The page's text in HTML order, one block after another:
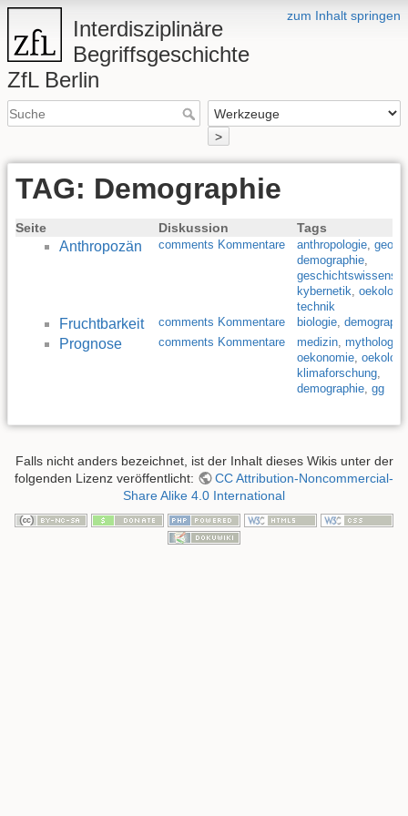
zum Inhalt springen
Interdisziplinäre
Begriffsgeschichte
ZfL Berlin
>
TAG: Demographie
Seite Diskussion Tags
Anthropozän comments Kommentare anthropologie,
demographie,
kybernetik, oekologie
technik
Fruchtbarkeit comments Kommentare biologie,
Prognose comments Kommentare medizin, mythologie
oekonomie,
klimaforschung,
demographie, gg
Falls nicht anders bezeichnet, ist der Inhalt dieses Wikis unter der
folgenden Lizenz veröffentlicht:
CC Attribution-Noncommercial-
Share Alike 4.0 International